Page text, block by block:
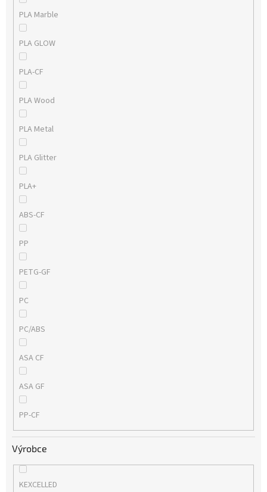
PLA Marble
PLA GLOW
PLA-CF
PLA Wood
PLA Metal
PLA Glitter
PLA+
ABS-CF
PP
PETG-GF
PC
PC/ABS
ASA CF
ASA GF
PP-CF
Výrobce
KEXCELLED